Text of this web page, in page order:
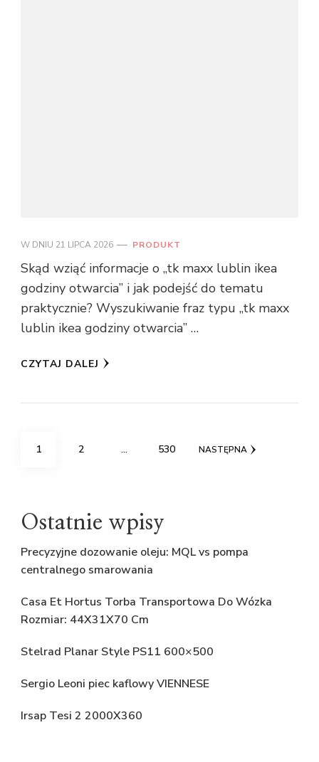
W DNIU 21 LIPCA 2026 PRODUKT
Skąd wziąć informacje o „tk maxx lublin ikea
godziny otwarcia” i jak podejść do tematu
praktycznie? Wyszukiwanie fraz typu „tk maxx
lublin ikea godziny otwarcia” …
CZYTAJ DALEJ
Stronicowanie
STRONA
1 STRONA
2 … STRONA
530 NASTĘPNA
Ostatnie wpisy
Precyzyjne dozowanie oleju: MQL vs pompa
centralnego smarowania
Casa Et Hortus Torba Transportowa Do Wózka
Rozmiar: 44X31X70 Cm
Stelrad Planar Style PS11 600×500
Sergio Leoni piec kaflowy VIENNESE
Irsap Tesi 2 2000X360